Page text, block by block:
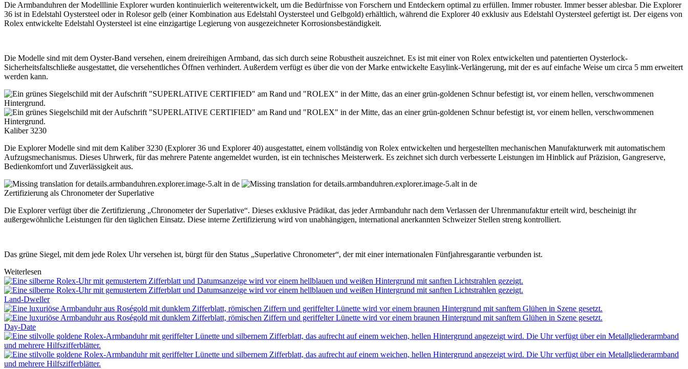
Die Armbanduhren der Modelllinie Explorer wurden kontinuierlich weiterentwickelt, um die Bedürfnisse von Forschern und Entdeckern optimal zu erfüllen. Immer robuster. Immer besser ablesbar. Die Explorer
36 ist in Edelstahl Oystersteel oder in Rolesor gelb (einer Kombination aus Edelstahl Oystersteel und Gelbgold) erhältlich, während die Explorer 40 exklusiv aus Edelstahl Oystersteel gefertigt ist. Der eigens von
Rolex entwickelte Edelstahl Oystersteel ist eine einzigartige Legierung von ausgezeichneter Korrosionsbeständigkeit.
Die Modelle sind mit dem Oyster-Band versehen, einem dreireihigen Armband, das sich durch seine Robustheit auszeichnet. Es ist mit einer von Rolex entwickelten und patentierten Oysterlock-
Sicherheitsfaltschließe ausgestattet, die versehentliches Öffnen verhindert. Außerdem verfügt es über die von der Marke entwickelte Easylink-Verlängerung, mit der es auf einfache Weise um circa 5 mm erweitert
werden kann.
Kaliber 3230
Die Explorer Modelle sind mit dem Kaliber 3230 (Explorer 36 und Explorer 40) ausgestattet, einem vollständig von Rolex entwickelten und hergestellten mechanischen Manufakturwerk mit automatischem
Aufzugsmechanismus. Dieses Uhrwerk, für das mehrere Patente angemeldet wurden, ist ein technisches Meisterwerk. Es zeichnet sich durch verbesserte Leistungen im Hinblick auf Präzision, Gangreserve,
Bedienkomfort und Zuverlässigkeit aus.
Zertifizierung als Chronometer der Superlative
Die Explorer verfügt über die Zertifizierung „Chronometer der Superlative“. Dieses exklusive Prädikat, das jeder Armbanduhr nach dem Verlassen der Uhrenmanufaktur erteilt wird, bescheinigt ihr
außergewöhnliche Leistungen für den täglichen Einsatz. Diese interne Zertifizierung wird von unabhängigen, international anerkannten Schweizer Stellen streng kontrolliert.
Das grüne Siegel, mit dem jede Rolex Uhr versehen ist, bürgt für den Status „Superlative Chronometer“, der mit einer internationalen Fünfjahresgarantie verbunden ist.
Weiterlesen
Land-Dweller
Day-Date